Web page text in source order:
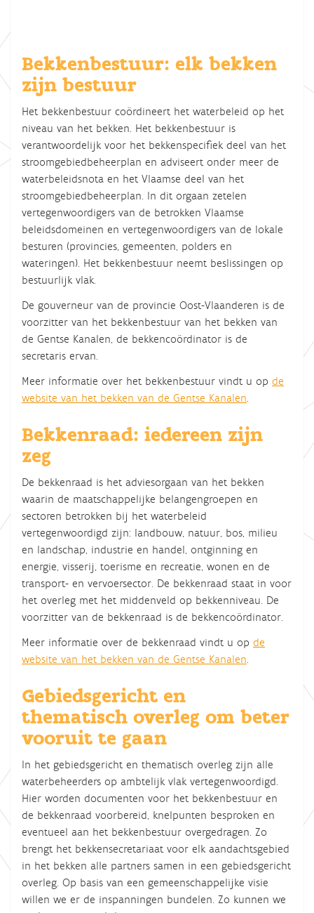
Bekkenbestuur: elk bekken
zijn bestuur
Het bekkenbestuur coördineert het waterbeleid op het
niveau van het bekken. Het bekkenbestuur is
verantwoordelijk voor het bekkenspecifiek deel van het
stroomgebiedbeheerplan en adviseert onder meer de
waterbeleidsnota en het Vlaamse deel van het
stroomgebiedbeheerplan. In dit orgaan zetelen
vertegenwoordigers van de betrokken Vlaamse
beleidsdomeinen en vertegenwoordigers van de lokale
besturen (provincies, gemeenten, polders en
wateringen). Het bekkenbestuur neemt beslissingen op
bestuurlijk vlak.
De gouverneur van de provincie Oost-Vlaanderen is de
voorzitter van het bekkenbestuur van het bekken van
de Gentse Kanalen, de bekkencoördinator is de
secretaris ervan.
Meer informatie over het bekkenbestuur vindt u op de
website van het bekken van de Gentse Kanalen.
Bekkenraad: iedereen zijn
zeg
De bekkenraad is het adviesorgaan van het bekken
waarin de maatschappelijke belangengroepen en
sectoren betrokken bij het waterbeleid
vertegenwoordigd zijn: landbouw, natuur, bos, milieu
en landschap, industrie en handel, ontginning en
energie, visserij, toerisme en recreatie, wonen en de
transport- en vervoersector. De bekkenraad staat in voor
het overleg met het middenveld op bekkenniveau. De
voorzitter van de bekkenraad is de bekkencoördinator.
Meer informatie over de bekkenraad vindt u op de
website van het bekken van de Gentse Kanalen.
Gebiedsgericht en
thematisch overleg om beter
vooruit te gaan
In het gebiedsgericht en thematisch overleg zijn alle
waterbeheerders op ambtelijk vlak vertegenwoordigd.
Hier worden documenten voor het bekkenbestuur en
de bekkenraad voorbereid, knelpunten besproken en
eventueel aan het bekkenbestuur overgedragen. Zo
brengt het bekkensecretariaat voor elk aandachtsgebied
in het bekken alle partners samen in een gebiedsgericht
overleg. Op basis van een gemeenschappelijke visie
willen we er de inspanningen bundelen. Zo kunnen we